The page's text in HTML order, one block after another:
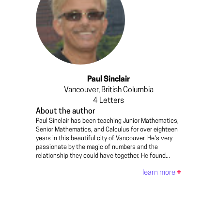
Paul Sinclair
Vancouver, British Columbia
4 Letters
About the author
Paul Sinclair has been teaching Junior Mathematics,
Senior Mathematics, and Calculus for over eighteen
years in this beautiful city of Vancouver. He's very
passionate by the magic of numbers and the
relationship they could have together. He found...
learn more +